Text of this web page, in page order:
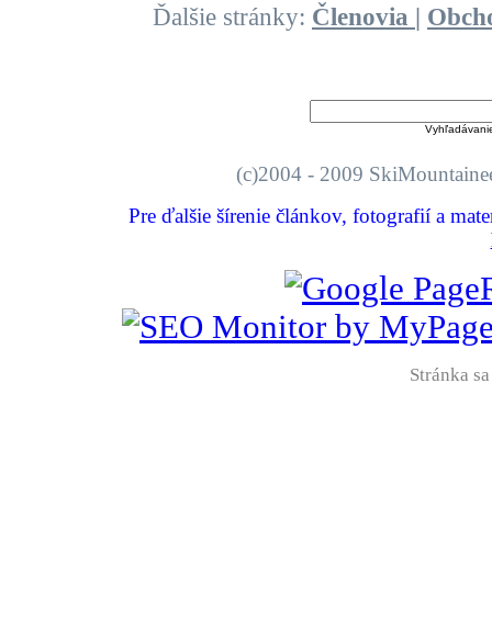
Ďalšie stránky: Členovia |
(c)2004 - 2009
Pre ďalšie šírenie článkov, fotografií a
Stránka